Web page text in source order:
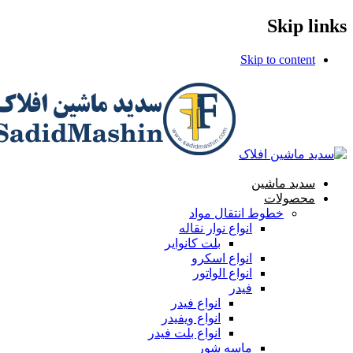
Skip links
Skip to content
سدید ماشین
محصولات
خطوط انتقال مواد
انواع نوار نقاله
بلت کانوایر
انواع اسکرو
انواع الواتور
فیدر
انواع فیدر
انواع ویفیدر
انواع بلت فیدر
ماسه شور